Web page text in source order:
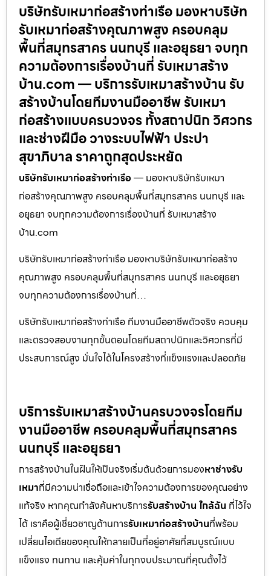
บริษัทรับเหมาก่อสร้างท่าเรือ มองหาบริษัท
รับเหมาก่อสร้างคุณภาพสูง ครอบคลุม
พื้นที่สมุทรสาคร นนทบุรี และอยุธยา จบทุก
ความต้องการเรื่องบ้านที่ รับเหมาสร้าง
บ้าน.com — บริการรับเหมาสร้างบ้าน รับ
สร้างบ้านโดยทีมงานมืออาชีพ รับเหมา
ก่อสร้างแบบครบวงจร ทั้งสถาปนิก วิศวกร
และช่างฝีมือ วางระบบไฟฟ้า ประปา
สุขาภิบาล ราคาถูกสุดประหยัด
บริษัทรับเหมาก่อสร้างท่าเรือ— มองหาบริษัทรับเหมา
ก่อสร้างคุณภาพสูง ครอบคลุมพื้นที่สมุทรสาคร นนทบุรี และ
อยุธยา จบทุกความต้องการเรื่องบ้านที่ รับเหมาสร้าง
บ้าน.com
บริษัทรับเหมาก่อสร้างท่าเรือ มองหาบริษัทรับเหมาก่อสร้าง
คุณภาพสูง ครอบคลุมพื้นที่สมุทรสาคร นนทบุรี และอยุธยา
จบทุกความต้องการเรื่องบ้านที่…
บริษัทรับเหมาก่อสร้างท่าเรือ ทีมงานมืออาชีพตัวจริง ควบคุม
และตรวจสอบงานทุกขั้นตอนโดยทีมสถาปนิกและวิศวกรที่มี
ประสบการณ์สูง มั่นใจได้ในโครงสร้างที่แข็งแรงและปลอดภัย
บริการรับเหมาสร้างบ้านครบวงจรโดยทีม
งานมืออาชีพ ครอบคลุมพื้นที่สมุทรสาคร
นนทบุรี และอยุธยา
การสร้างบ้านในฝันให้เป็นจริงเริ่มต้นด้วยการมองหาช่างรับ
เหมาที่มีความน่าเชื่อถือและเข้าใจความต้องการของคุณอย่าง
แท้จริง หากคุณกำลังค้นหาบริการรับสร้างบ้าน ใกล้ฉัน ที่ไว้ใจ
ได้ เราคือผู้เชี่ยวชาญด้านการรับเหมาก่อสร้างบ้านที่พร้อม
เปลี่ยนไอเดียของคุณให้กลายเป็นที่อยู่อาศัยที่สมบูรณ์แบบ
แข็งแรง ทนทาน และคุ้มค่าในทุกงบประมาณที่คุณตั้งไว้